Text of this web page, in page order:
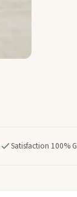
Satisfaction 100%